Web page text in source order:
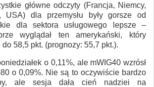
główne odczyty (Francja, Niemcy,
USA) dla przemysłu były gorsze od
dla sektora usługowego lepsze –
wyglądał ten amerykański, który
do 58,5 pkt. (prognozy: 55,7 pkt.).
o 0,11%, ale mWIG40 wzrósł
o 0,09%. Nie są to oczywiście bardzo
ale sesja dała cień nadziei na